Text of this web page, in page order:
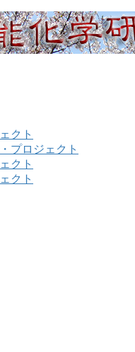
クト
プロジェクト
クト
クト